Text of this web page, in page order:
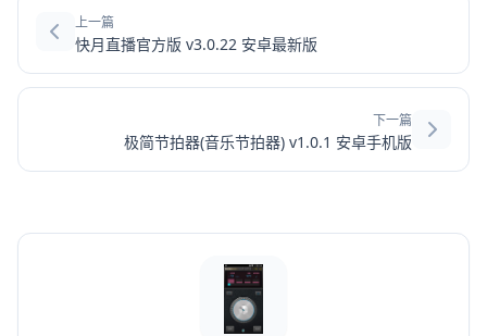
上一篇
快月直播官方版 v3.0.22 安卓最新版
下一篇
极简节拍器(音乐节拍器) v1.0.1 安卓手机版